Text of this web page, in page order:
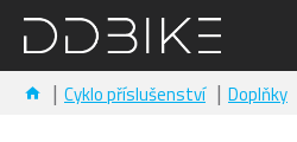
Cyklo příslušenství Doplňky